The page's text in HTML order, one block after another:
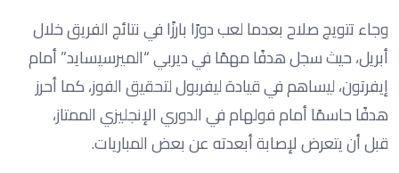
وجاء تتويج صلاح بعدما لعب دورًا بارزًا في نتائج الفريق خلال
أبريل، حيث سجل هدفًا مهمًا في ديربي “الميرسيسايد” أمام
إيفرتون، ليساهم في قيادة ليفربول لتحقيق الفوز، كما أحرز
هدفًا حاسمًا أمام فولهام في الدوري الإنجليزي الممتاز،
قبل أن يتعرض لإصابة أبعدته عن بعض المباريات.